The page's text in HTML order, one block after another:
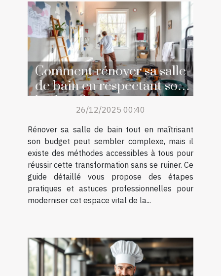
Comment rénover sa salle
de bain en respectant son
budget ?
26/12/2025 00:40
Rénover sa salle de bain tout en maîtrisant
son budget peut sembler complexe, mais il
existe des méthodes accessibles à tous pour
réussir cette transformation sans se ruiner. Ce
guide détaillé vous propose des étapes
pratiques et astuces professionnelles pour
moderniser cet espace vital de la...